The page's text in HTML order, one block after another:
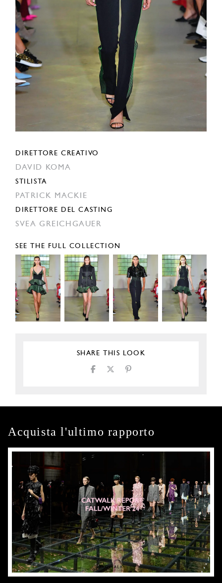
DIRETTORE CREATIVO
DAVID KOMA
STILISTA
PATRICK MACKIE
DIRETTORE DEL CASTING
SVEA GREICHGAUER
SEE THE FULL COLLECTION
SHARE THIS LOOK
Acquista l'ultimo rapporto